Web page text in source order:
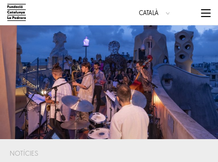
Vés
contingut
Main
navigation
Menu
CATALÀ
ESPAÑOL
ENGLISH
NOTÍCIES